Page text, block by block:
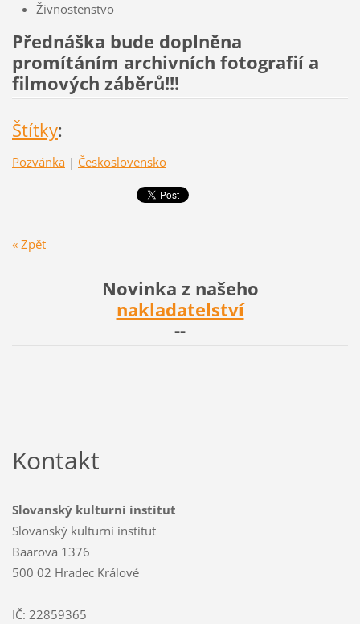
Živnostenstvo
Přednáška bude doplněna
promítáním archivních fotografií a
filmových záběrů!!!
Štítky:
Pozvánka | Československo
« Zpět
Novinka z našeho
nakladatelství
--
Kontakt
Slovanský kulturní institut
Slovanský kulturní institut
Baarova 1376
500 02 Hradec Králové
IČ: 22859365